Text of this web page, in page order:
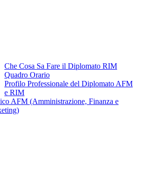
Che Cosa Sa Fare il Diplomato RIM
Quadro Orario
Profilo Professionale del Diplomato AFM
e RIM
AFM (Amministrazione, Finanza e